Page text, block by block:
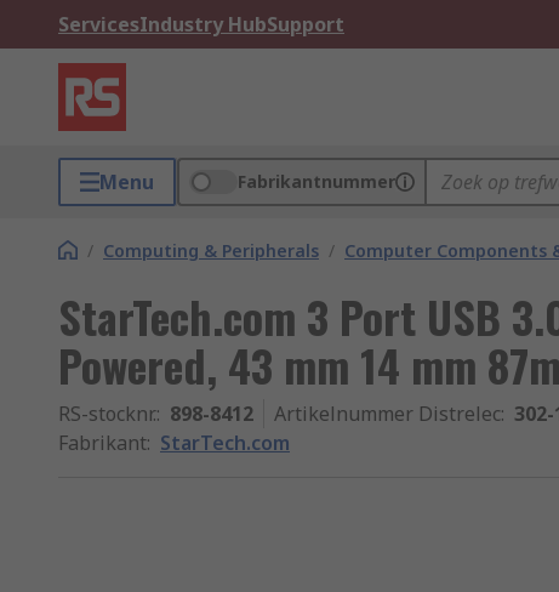
ServicesIndustry HubSupport
Menu Fabrikantnummer
/ Computing & Peripherals / Computer Components
StarTech.com 3 Port USB
Powered, 43 mm 14 mm
RS-stocknr.: 898-8412 Artikelnummer Distrelec:
Fabrikant: StarTech.com